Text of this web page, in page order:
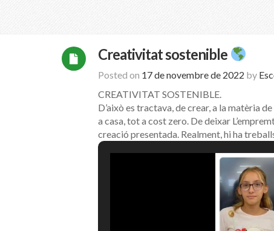
Creativitat sostenible
Posted on 17 de novembre de 2022 by
CREATIVITAT SOSTENIBLE.
D’això es tractava, de crear, a la matèria
a casa, tot a cost zero. De deixar
creació presentada. Realment, hi ha